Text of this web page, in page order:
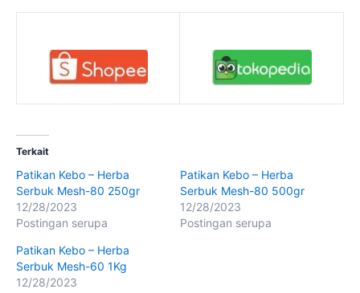
Terkait
Patikan Kebo – Herba
Serbuk Mesh-80 250gr
12/28/2023
Postingan serupa
Patikan Kebo – Herba
Serbuk Mesh-80 500gr
12/28/2023
Postingan serupa
Patikan Kebo – Herba
Serbuk Mesh-60 1Kg
12/28/2023